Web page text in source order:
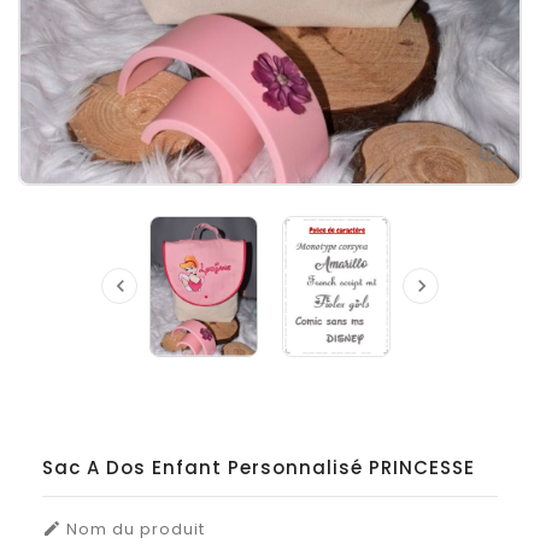

 
Sac A Dos Enfant Personnalisé PRINCESSE
 Nom du produit